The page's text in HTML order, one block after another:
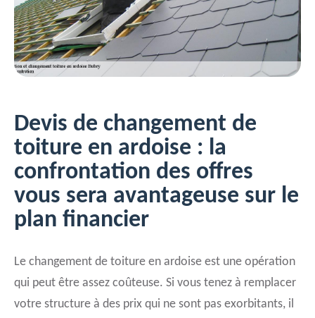
Devis de changement de
toiture en ardoise : la
confrontation des offres
vous sera avantageuse sur le
plan financier
Le changement de toiture en ardoise est une opération
qui peut être assez coûteuse. Si vous tenez à remplacer
votre structure à des prix qui ne sont pas exorbitants, il